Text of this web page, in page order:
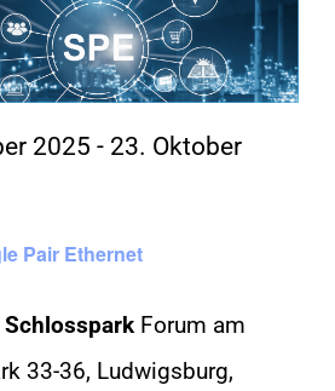
Pair Ethernet
2025 - 23. Oktober
Schlosspark Forum am
33-36, Ludwigsburg,